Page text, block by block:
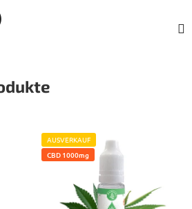
AUSVERKAUF
CBD 1000mg